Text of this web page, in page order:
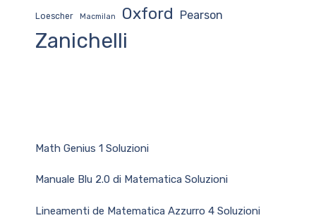
Loescher Macmilan Oxford Pearson
Zanichelli
Math Genius 1 Soluzioni
Manuale Blu 2.0 di Matematica Soluzioni
Lineamenti de Matematica Azzurro 4 Soluzioni